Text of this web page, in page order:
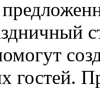
гостей.